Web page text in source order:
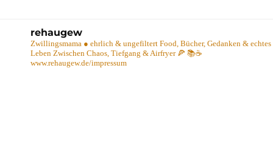
rehaugew
Zwillingsmama ● ehrlich & ungefiltert Food, Bücher, Gedanken & echtes
Leben Zwischen Chaos, Tiefgang & Airfryer 🍕 📚☕️
www.rehaugew.de/impressum